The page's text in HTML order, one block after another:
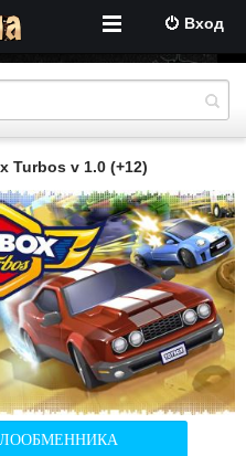
Вход
Turbos v 1.0 (+12)